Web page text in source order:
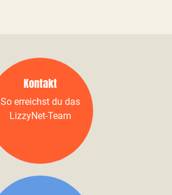
Kontakt
So erreichst du das
LizzyNet-Team